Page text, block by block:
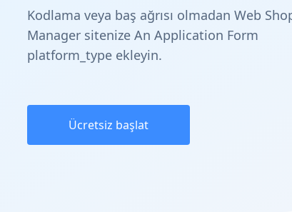
Kodlama veya baş ağrısı olmadan Web
Manager sitenize An Application Form
platform_type ekleyin.
Ücretsiz başlat